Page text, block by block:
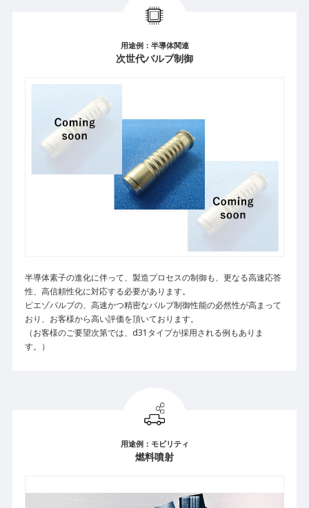
用途例：半導体関連
次世代バルブ制御
半導体素子の進化に伴って、製造プロセスの制御も、更なる高速応答
性、高信頼性化に対応する必要があります。
ピエゾバルブの、高速かつ精密なバルブ制御性能の必然性が高まって
おり、お客様から高い評価を頂いております。
（お客様のご要望次第では、d31タイプが採用される例もありま
す。）
用途例：モビリティ
燃料噴射